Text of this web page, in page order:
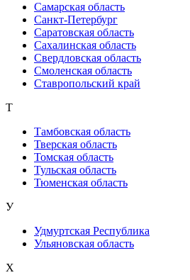
Самарская область
Санкт-Петербург
Саратовская область
Сахалинская область
Свердловская область
Смоленская область
Ставропольский край
Т
Тамбовская область
Тверская область
Томская область
Тульская область
Тюменская область
У
Удмуртская Республика
Ульяновская область
Х